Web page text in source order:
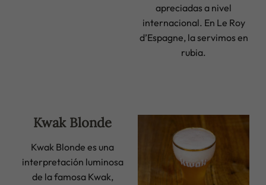
apreciadas a nivel
internacional. En Le Roy
d’Espagne, la servimos en
rubia.
Kwak Blonde
Kwak Blonde es una
interpretación luminosa
de la famosa Kwak,